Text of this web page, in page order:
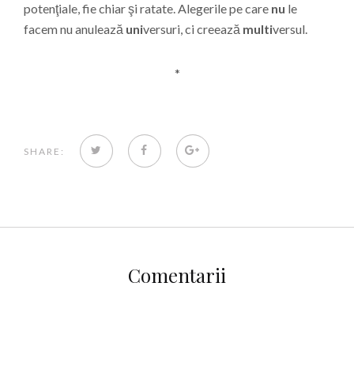
potenţiale, fie chiar şi ratate. Alegerile pe care nu le
facem nu anulează universuri, ci creează multiversul.
*
SHARE: TWITTERFACEBOOKGOOGLE+
Comentarii